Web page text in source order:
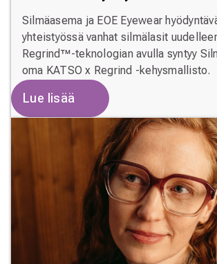
Silmäasema ja EOE Eyewear
yhteistyössä vanhat silmälasit
Regrind™-teknologian avulla syntyy
oma KATSO x Regrind -kehysmallisto.
Lue lisää